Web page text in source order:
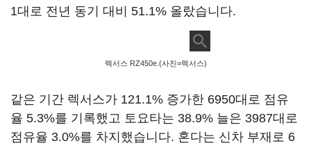
1대로 전년 동기 대비 51.1% 올랐습니다.
렉서스 RZ450e.(사진=렉서스)
같은 기간 렉서스가 121.1% 증가한 6950대로 점유
율 5.3%를 기록했고 토요타는 38.9% 늘은 3987대로
점유율 3.0%를 차지했습니다. 혼다는 신차 부재로 6